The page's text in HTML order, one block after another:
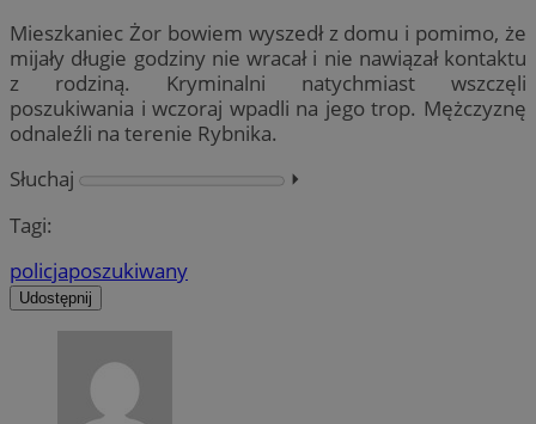
Mieszkaniec Żor bowiem wyszedł z domu i pomimo, że
mijały długie godziny nie wracał i nie nawiązał kontaktu
z rodziną. Kryminalni natychmiast wszczęli
poszukiwania i wczoraj wpadli na jego trop. Mężczyznę
odnaleźli na terenie Rybnika.
Słuchaj
⏵︎
Tagi:
policjaposzukiwany
Udostępnij